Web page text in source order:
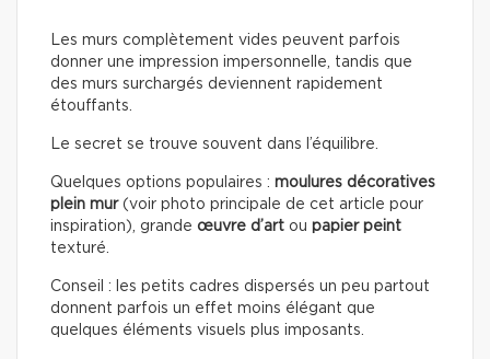
Les murs complètement vides peuvent parfois
donner une impression impersonnelle, tandis que
des murs surchargés deviennent rapidement
étouffants.
Le secret se trouve souvent dans l’équilibre.
Quelques options populaires : moulures décoratives
plein mur (voir photo principale de cet article pour
inspiration), grande œuvre d’art ou papier peint
texturé.
Conseil : les petits cadres dispersés un peu partout
donnent parfois un effet moins élégant que
quelques éléments visuels plus imposants.